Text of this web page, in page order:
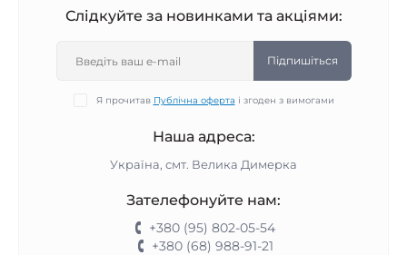
Слідкуйте за новинками та акціями:
Підпишіться
Я прочитав Публічна оферта і згоден з вимогами
Наша адреса:
Україна, смт. Велика Димерка
Зателефонуйте нам:
+380 (95) 802-05-54
+380 (68) 988-91-21